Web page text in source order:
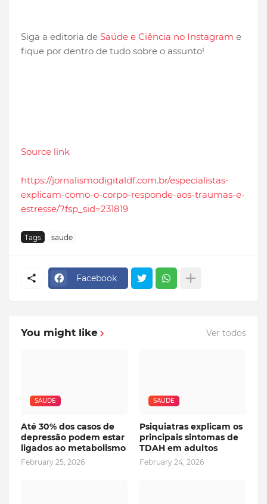
Siga a editoria de Saúde e Ciência no Instagram e
fique por dentro de tudo sobre o assunto!
Source link
https://jornalismodigitaldf.com.br/especialistas-
explicam-como-o-corpo-responde-aos-traumas-e-
estresse/?fsp_sid=231819
Tags saude
Facebook
You might like Ver todos
SAUDE
Até 30% dos casos de
depressão podem estar
ligados ao metabolismo
February 25, 2026
SAUDE
Psiquiatras explicam os
principais sintomas de
TDAH em adultos
February 24, 2026